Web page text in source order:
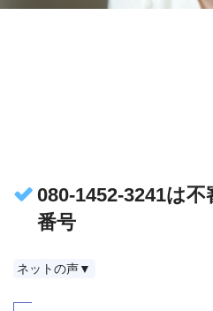
080-1452-3241は
番号
ネットの声▼